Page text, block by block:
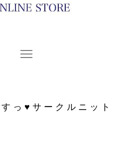
っ♥サークルニット